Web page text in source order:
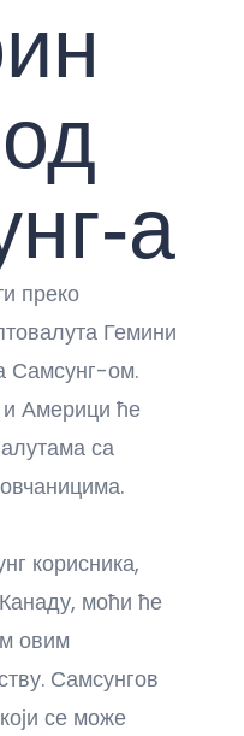
а
преко
Гемини
Самсунг-ом.
Америци ће
са
корисника,
моћи ће
овим
Самсунгов
се може